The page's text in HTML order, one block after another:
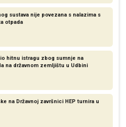
sustava nije povezana s nalazima s
otpada
hitnu istragu zbog sumnje na
na državnom zemljištu u Udbini
na Državnoj završnici HEP turnira u